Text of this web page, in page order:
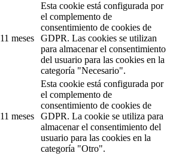
11 meses
Esta cookie está configurada por
el complemento de
consentimiento de cookies de
GDPR. Las cookies se utilizan
para almacenar el consentimiento
del usuario para las cookies en la
categoría "Necesario".
11 meses
Esta cookie está configurada por
el complemento de
consentimiento de cookies de
GDPR. La cookie se utiliza para
almacenar el consentimiento del
usuario para las cookies en la
categoría "Otro".